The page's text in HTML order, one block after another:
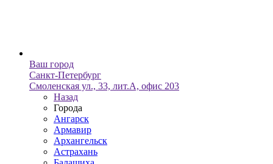
Ваш город
Санкт-Петербург
Смоленская ул., 33, лит.А, офис 203
Назад
Города
Ангарск
Армавир
Архангельск
Астрахань